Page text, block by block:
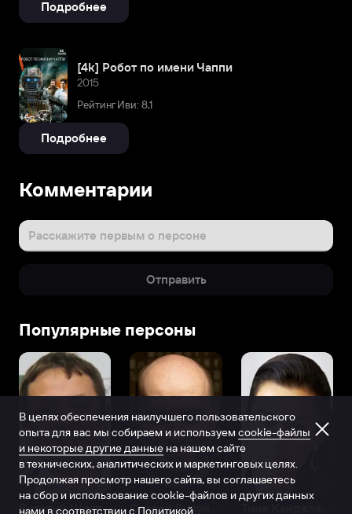
Подробнее
[4k] Робот по имени Чаппи
2015
Рейтинг Иви: 8,1
Подробнее
Комментарии
Расскажите первым о персоне
Отправить
Популярные персоны
Виталий Шляппо
В целях обеспечения наилучшего пользовательского
опыта для вас мы собираем и используем cookie-файлы
и некоторые другие данные на нашем сайте
в технических, аналитических и маркетинговых целях.
Продолжая просмотр нашего сайта, вы соглашаетесь
на сбор и использование cookie-файлов и других данных
нами в соответствии с Политикой